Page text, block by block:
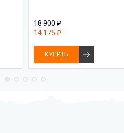
18 900 ₽
14 175 ₽
КУПИТЬ